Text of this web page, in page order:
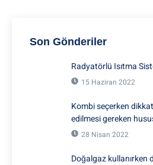
Son Gönderiler
Radyatörlü Isıtma
15 Haziran 2022
Kombi seçerken dikkat
edilmesi gereken
28 Nisan 2022
Doğalgaz kullanırken